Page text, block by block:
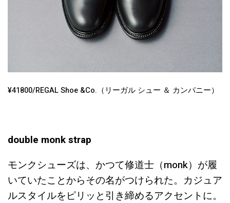
¥41800/REGAL Shoe &Co.（リーガル シュー ＆ カンパニー）
double monk strap
モンクシューズは、かつて修道士（monk）が履
いていたことからその名がつけられた。カジュア
ルスタイルをピリッと引き締めるアクセントに。